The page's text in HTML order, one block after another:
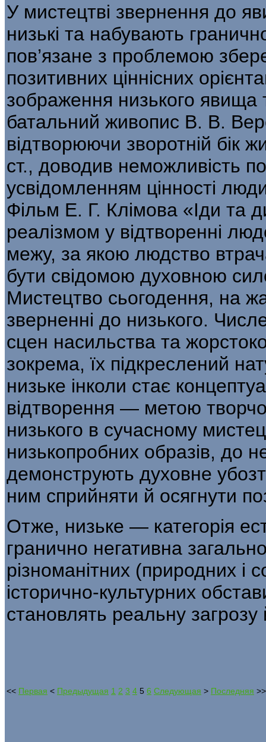
У мистецтві звернення до
низькі та набувають
пов’язане з про­блемою
позитивних ціннісних
зображення низького явища
батальний живопис В. В.
відтворюючи зворотній бік
ст., доводив неможливість
усвідомленням цінності
Фільм Е. Г. Клімова «Іди та
реалізмом у від­творенні
межу, за якою людство
бути свідомою духовною
Мистецтво сьогодення, на
зверненні до низького.
сцен насильства та
зокрема, їх підкреслений
низьке інколи стає
відтворення — метою
низького в сучасному
низькопробних образів, до
демонструють духовне
ним сприйняти й осягнути
Отже, низьке — категорія
гранично негативна
різноманітних (природних
історично-культурних
становлять реальну загрозу
<< Первая < Предыдущая 1 2 3 4 5 6 Следующая > Последняя >>